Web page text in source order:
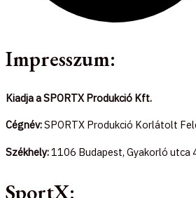
Impresszum:
Kiadja a SPORTX Produkció Kft.
Cégnév:SPORTX Produkció Korlátolt
Székhely:1106 Budapest, Gyakorló utca
SportX: